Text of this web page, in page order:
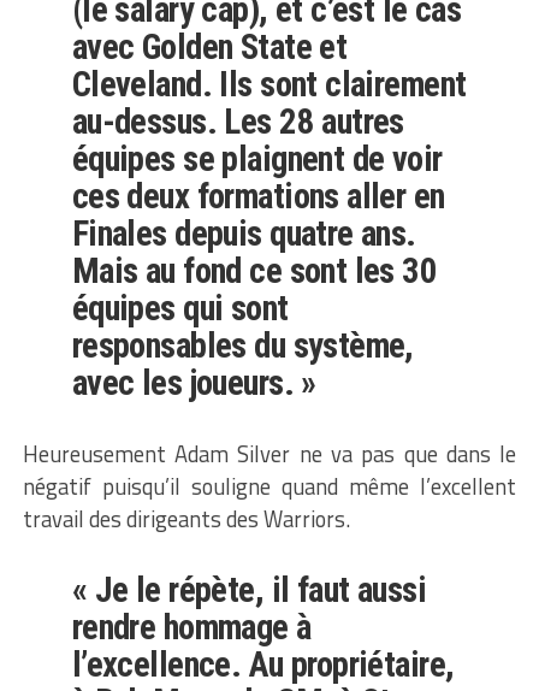
(le salary cap), et c’est le cas
avec Golden State et
Cleveland. Ils sont clairement
au-dessus. Les 28 autres
équipes se plaignent de voir
ces deux formations aller en
Finales depuis quatre ans.
Mais au fond ce sont les 30
équipes qui sont
responsables du système,
avec les joueurs. »
Heureusement Adam Silver ne va pas que dans le
négatif puisqu’il souligne quand même l’excellent
travail des dirigeants des Warriors.
« Je le répète, il faut aussi
rendre hommage à
l’excellence. Au propriétaire,